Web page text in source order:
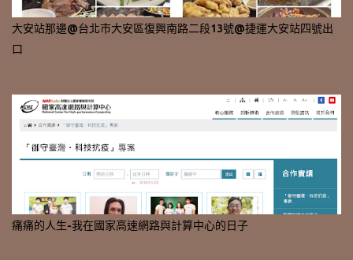
大安站那邊@台北市大安區復興南路二段13號@捷運大安站四號出
口
痛痛的人生-我在國家高速網路與計算中心的日子